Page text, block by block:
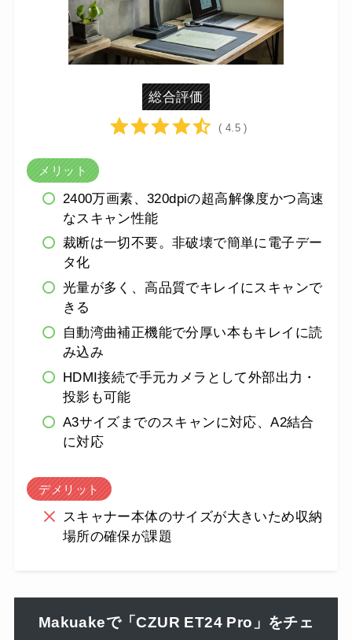
総合評価
( 4.5 )
メリット
2400万画素、320dpiの超高解像度かつ高速
なスキャン性能
裁断は一切不要。非破壊で簡単に電子デー
タ化
光量が多く、高品質でキレイにスキャンで
きる
自動湾曲補正機能で分厚い本もキレイに読
み込み
HDMI接続で手元カメラとして外部出力・
投影も可能
A3サイズまでのスキャンに対応、A2結合
に対応
デメリット
スキャナー本体のサイズが大きいため収納
場所の確保が課題
Makuakeで「CZUR ET24 Pro」をチェ